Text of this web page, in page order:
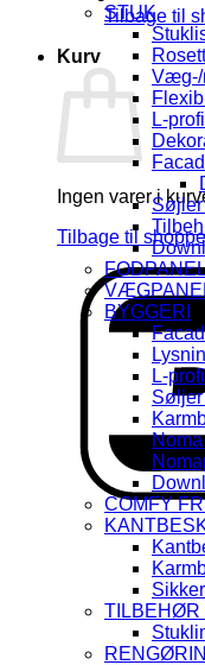
Tilbage til
Kurv
Ingen varer i
Tilbage til
STUK
Væg-/
L-profil
BYGGERI
L-
COMFY